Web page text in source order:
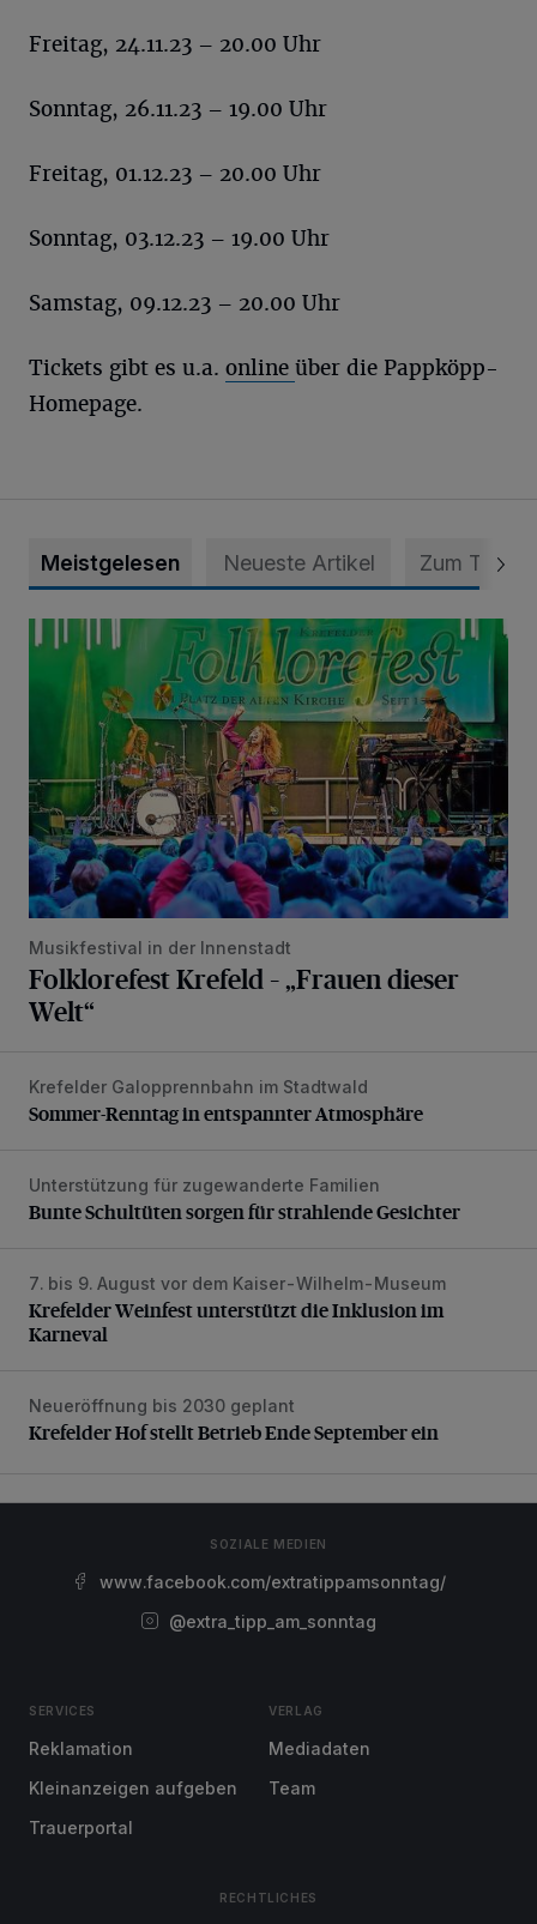
Freitag, 24.11.23 – 20.00 Uhr
Sonntag, 26.11.23 – 19.00 Uhr
Freitag, 01.12.23 – 20.00 Uhr
Sonntag, 03.12.23 – 19.00 Uhr
Samstag, 09.12.23 – 20.00 Uhr
Tickets gibt es u.a. online über die Pappköpp-
Homepage.
Meistgelesen Neueste Artikel Zum Thema
Folklorefest Krefeld – „Frauen dieser Welt“
Musikfestival in der Innenstadt
Folklorefest Krefeld – „Frauen dieser
Welt“
Sommer-Renntag in entspannter Atmosphäre
Krefelder Galopprennbahn im Stadtwald
Sommer-Renntag in entspannter Atmosphäre
Bunte Schultüten sorgen für strahlende Gesichter
Unterstützung für zugewanderte Familien
Bunte Schultüten sorgen für strahlende Gesichter
Krefelder Weinfest unterstützt die Inklusion im Karneval
7. bis 9. August vor dem Kaiser-Wilhelm-Museum
Krefelder Weinfest unterstützt die Inklusion im
Karneval
Krefelder Hof stellt Betrieb Ende September ein
Neueröffnung bis 2030 geplant
Krefelder Hof stellt Betrieb Ende September ein
SOZIALE MEDIEN
www.facebook.com/extratippamsonntag/
@extra_tipp_am_sonntag
SERVICES
Reklamation
Kleinanzeigen aufgeben
Trauerportal
VERLAG
Mediadaten
Team
RECHTLICHES